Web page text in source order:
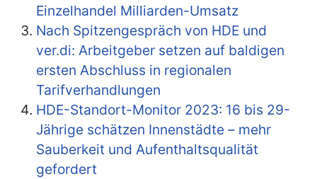
Einzelhandel Milliarden-Umsatz
Nach Spitzengespräch von HDE und
ver.di: Arbeitgeber setzen auf baldigen
ersten Abschluss in regionalen
Tarifverhandlungen
HDE-Standort-Monitor 2023: 16 bis 29-
Jährige schätzen Innenstädte – mehr
Sauberkeit und Aufenthaltsqualität
gefordert